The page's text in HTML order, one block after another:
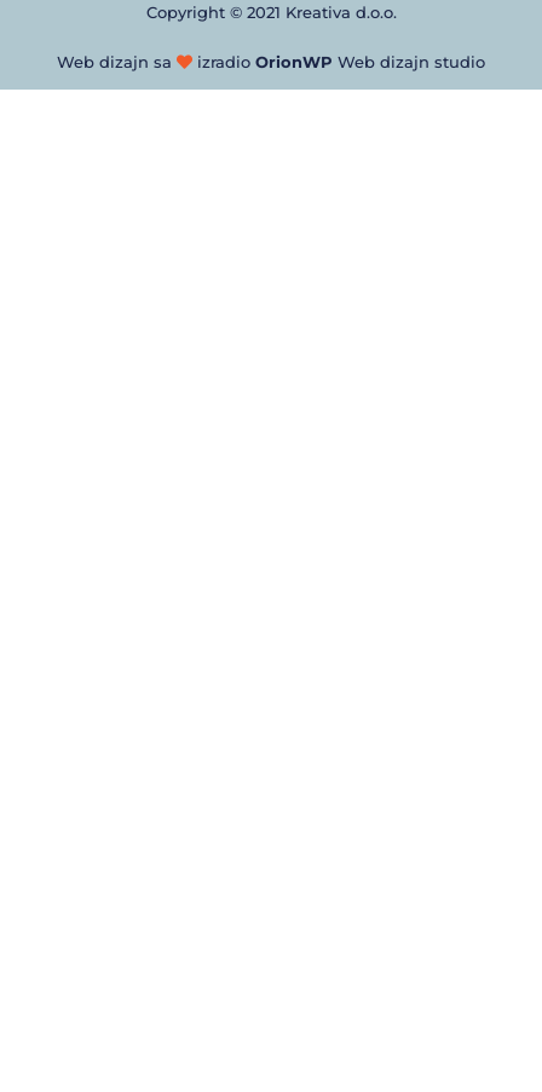
Copyright © 2021 Kreativa d.o.o.
Web dizajn sa izradio OrionWP Web dizajn studio